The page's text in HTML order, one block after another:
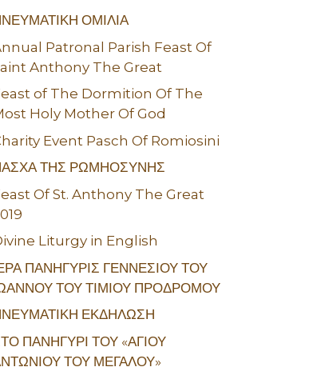
ΟΜΙΛΙΑ
Patronal Parish Feast Of
Anthony The Great
of The Dormition Of The
Holy Mother Of God
Event Pasch Of Romiosini
ΤΗΣ ΡΩΜΗΟΣΥΝΗΣ
Of St. Anthony The Great
Liturgy in English
ΠΑΝΗΓΥΡΙΣ ΓΕΝΝΕΣΙΟΥ ΤΟΥ
ΤΟΥ ΤΙΜΙΟΥ ΠΡΟΔΡΟΜΟΥ
ΕΚΔΗΛΩΣΗ
ΠΑΝΗΓΥΡΙ ΤΟΥ «ΑΓΙΟΥ
ΤΟΥ ΜΕΓΑΛΟΥ»